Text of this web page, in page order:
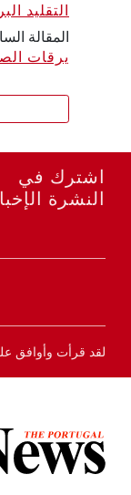
التقليد
المقالة
يرقات
اشترك في
النشرة
لقد قرأت وأوافق